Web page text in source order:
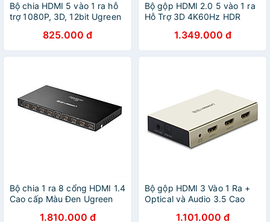
Bộ chia HDMI 5 vào 1 ra hỗ
trợ 1080P, 3D, 12bit Ugreen
825.000 đ
Bộ gộp HDMI 2.0 5 vào 1 ra
Hỗ Trợ 3D 4K60Hz HDR
1.349.000 đ
Bộ chia 1 ra 8 cổng HDMI 1.4
Cao cấp Màu Đen Ugreen
1.810.000 đ
Bộ gộp HDMI 3 Vào 1 Ra +
Optical và Audio 3.5 Cao
1.101.000 đ